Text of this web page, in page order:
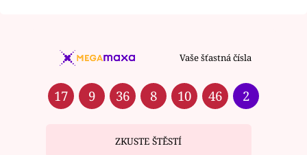
Vaše šťastná čísla
17 9 36 8 10 46 2
ZKUSTE ŠTĚSTÍ